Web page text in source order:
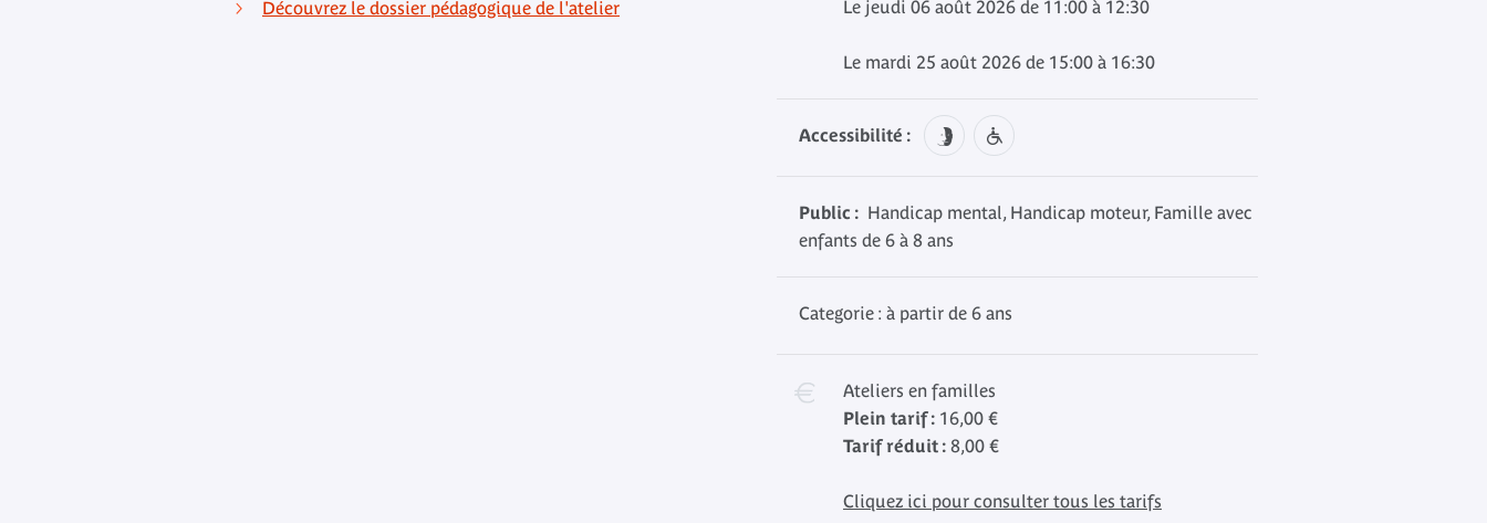
Découvrez le dossier pédagogique de l'atelier Le jeudi 06 août 2026 de 11:00 à 12:30
Le mardi 25 août 2026 de 15:00 à 16:30
Accessibilité :
Public : Handicap mental, Handicap moteur, Famille avec
enfants de 6 à 8 ans
Categorie : à partir de 6 ans
Ateliers en familles
Plein tarif : 16,00 €
Tarif réduit : 8,00 €
Cliquez ici pour consulter tous les tarifs